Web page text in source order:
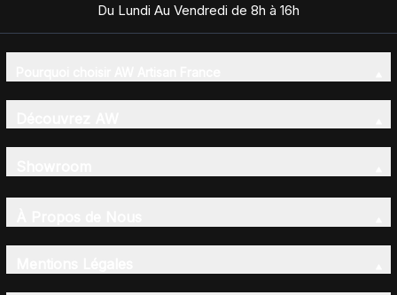
Du Lundi Au Vendredi de 8h à 16h